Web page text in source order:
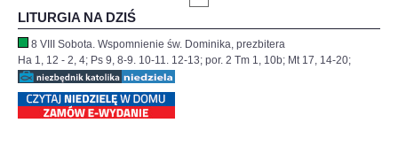
LITURGIA NA DZIŚ
8 VIII Sobota. Wspomnienie św. Dominika, prezbitera
Ha 1, 12 - 2, 4; Ps 9, 8-9. 10-11. 12-13; por. 2 Tm 1, 10b; Mt 17, 14-20;